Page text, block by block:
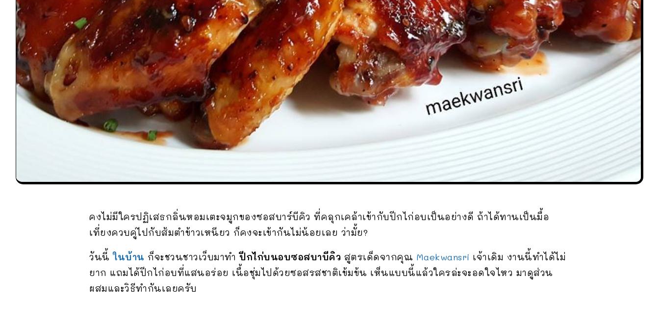
คงไม่มีใครปฏิเสธกลิ่นหอมเตะจมูกของซอสบาร์บีคิว ที่คลุกเคล้าเข้ากับปีกไก่อบเป็นอย่างดี ถ้าได้ทานเป็นมื้อ
เที่ยงควบคู่ไปกับส้มตำข้าวเหนียว ก็คงจะเข้ากันไม่น้อยเลย ว่ามั้ย?
วันนี้ในบ้าน ก็จะชวนชาวเว็บมาทำปีกไก่บนอบซอสบาบีคิว สูตรเด็ดจากคุณ Maekwansri เจ้าเดิม งานนี้ทำได้ไม่
ยาก แถมได้ปีกไก่อบที่แสนอร่อย เนื้อชุ่มไปด้วยซอสรสชาติเข้มข้น เห็นแบบนี้แล้วใครล่ะจะอดใจไหว มาดูส่วน
ผสมและวิธีทำกันเลยครับ